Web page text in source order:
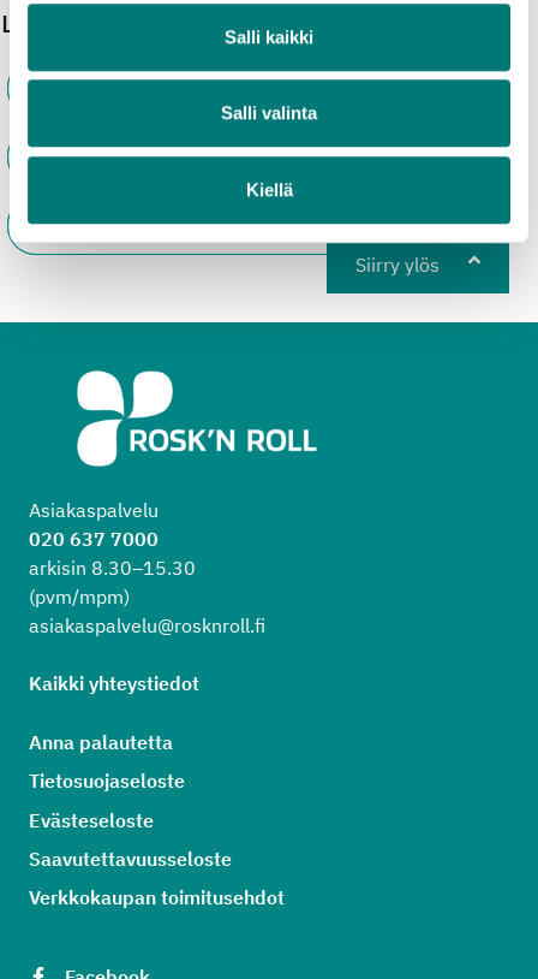
Salli kaikki
Salli valinta
Kiellä
Löysitkö etsimäsi?
Kyllä
En
Osittain
Siirry ylös
Asiakaspalvelu
020 637 7000
arkisin 8.30–15.30
(pvm/mpm)
asiakaspalvelu@rosknroll.fi
Kaikki yhteystiedot
Anna palautetta
Tietosuojaseloste
Evästeseloste
Saavutettavuusseloste
Verkkokaupan toimitusehdot